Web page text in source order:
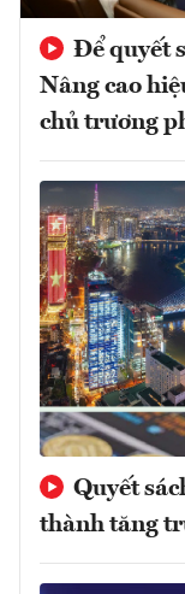
Để quyết
Nâng cao
chủ trương
Quyết
thành tăng